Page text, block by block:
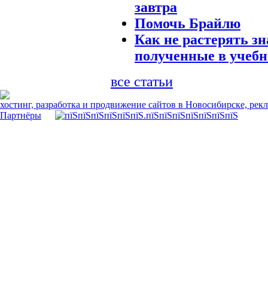
завтра
Помочь Брайлю
Как не растерять
полученные в
все статьи
хостинг, разработка и продвижение сайтов в Новосибирске,
Партнёры